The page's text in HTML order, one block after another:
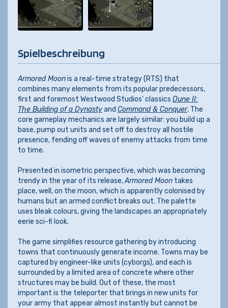
Spielbeschreibung
Armored Moonis a real-time strategy (RTS) that
combines many elements from its popular predecessors,
first and foremost Westwood Studios' classics Dune II:
The Building of a Dynastyand Command & Conquer. The
core gameplay mechanics are largely similar: you build up a
base, pump out units and set off to destroy all hostile
presence, fending off waves of enemy attacks from time
to time.
Presented in isometric perspective, which was becoming
trendy in the year of its release,Armored Moon takes
place, well, on the moon, which is apparently colonised by
humans but an armed conflict breaks out. The palette
uses bleak colours, giving the landscapes an appropriately
eerie sci-fi look.
The game simplifies resource gathering by introducing
towns that continuously generate income. Towns may be
captured by engineer-like units (cyborgs), and each is
surrounded by a limited area of concrete where other
structures may be build. Out of these, the most
important is the teleporter that brings in new units for
your army that appear almost instantly but cannot be